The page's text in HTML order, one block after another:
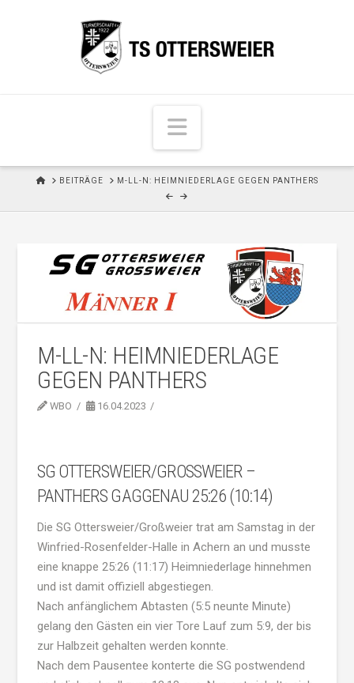
N
a
v
i
g
t
i
n
H
E
BEITRÄGE M-LL-N: HEIMNIEDERLAGE GEGEN PANTHERS
M-LL-N: HEIMNIEDERLAGE
GEGEN PANTHERS
WBO 16.04.2023
SG OTTERSWEIER/GROSSWEIER – P
ANTHERS GAGGENAU 25:26 (10:14)
Die SG Ottersweier/Großweier trat am Samstag in der
Winfried-Rosenfelder-Halle in Achern an und musste
eine knappe 25:26 (11:17) Heimniederlage hinnehmen
und ist damit offiziell abgestiegen.
Nach anfänglichem Abtasten (5:5 neunte Minute)
gelang den Gästen ein vier Tore Lauf zum 5:9, der bis
zur Halbzeit gehalten werden konnte.
Nach dem Pausentee konterte die SG postwendend